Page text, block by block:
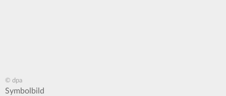
© dpa
Symbolbild